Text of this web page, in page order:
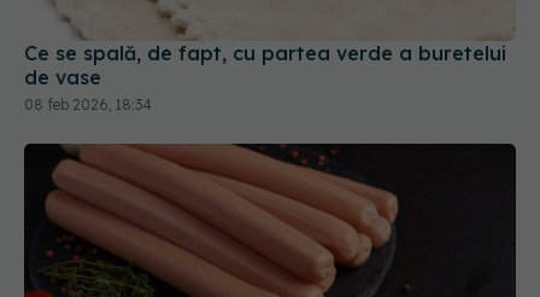
Ce se spală, de fapt, cu partea verde a buretelui
de vase
08 feb 2026, 18:34